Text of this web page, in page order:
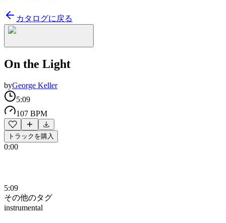
カタログに戻る
On the Light
byGeorge Keller
5:09
107 BPM
トラックを購入
0:00
5:09
その他のタグ
instrumental